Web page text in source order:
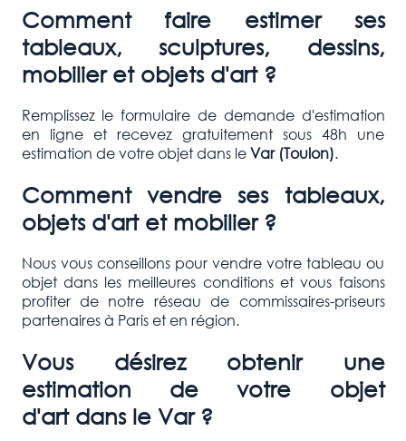
Comment faire estimer ses
tableaux, sculptures, dessins,
mobilier et objets d'art ?
Remplissez le formulaire de demande d'estimation
en ligne et recevez gratuitement sous 48h une
estimation de votre objet dans leVar (Toulon).
Comment vendre ses tableaux,
objets d'art et mobilier ?
Nous vous conseillons pour vendre votre tableau ou
objet dans les meilleures conditions et vous faisons
profiter de notre réseau de commissaires-priseurs
partenaires à Paris et en région.
Vous désirez obtenir une
estimation de votre objet
d'art dans le Var ?